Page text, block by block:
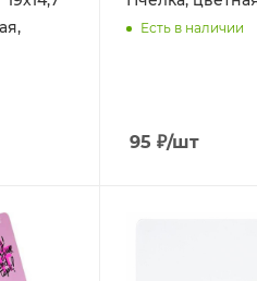
Есть в наличии
95 ₽/шт